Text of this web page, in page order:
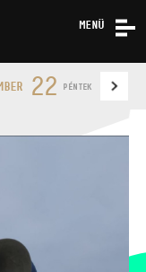
MENÜ
22 PÉNTEK